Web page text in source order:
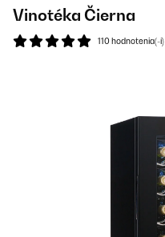
Vinotéka Čierna
110 hodnotenia(-í)